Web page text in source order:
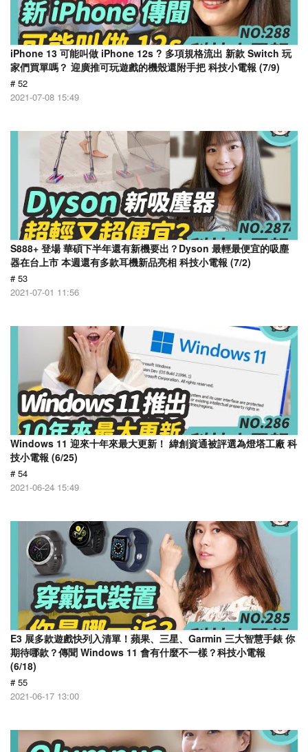
iPhone 13 可能叫做 iPhone 12s ? 多項規格流出 新款 Switch 玩
家們買單嗎？ 迎廣推可玩遊戲的機殼還附手把 科技小電報 (7/9)
# 52
2021-07-08 15:49
S888+ 登場 華碩下半年還有新機要出？Dyson 最輕最便宜的吸塵
器在台上市 本週還有多款耳機新品亮相 科技小電報 (7/2)
# 53
2021-07-01 11:56
Windows 11 迎來十年來最大更新！ 緯創資通被評選為燈塔工廠 科
技小電報 (6/25)
# 54
2021-06-24 15:49
E3 展多款遊戲快列入清單！蘋果、三星、Garmin 三大智慧手錶 你
期待哪款？傳聞 Windows 11 會有什麼不一樣？科技小電報
(6/18)
# 55
2021-06-17 13:00